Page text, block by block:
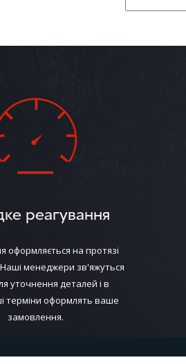
реагування
оформляється на протязі
менеджери зв'яжуться
уточнення деталей і в
терміни оформлять ваше
замовлення.